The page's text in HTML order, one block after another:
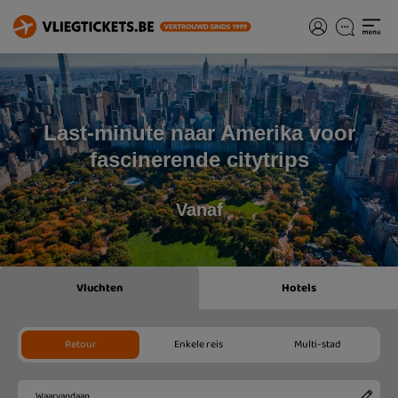
Last-minute naar Amerika voor
fascinerende citytrips
Vanaf